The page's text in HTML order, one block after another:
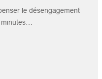
le désengagement